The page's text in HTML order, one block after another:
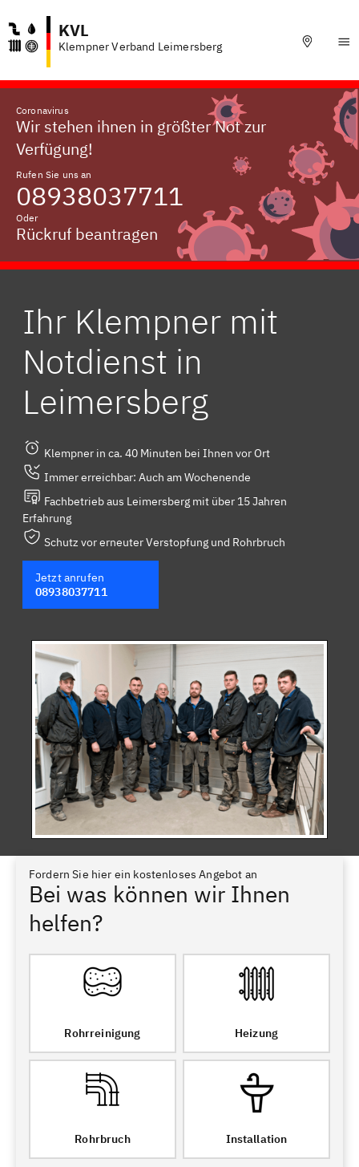
KVL
Klempner Verband Leimersberg
Coronavirus
Wir stehen ihnen in größter Not zur
Verfügung!
Rufen Sie uns an
08938037711
Oder
Rückruf beantragen
Ihr Klempner mit
Notdienst in
Leimersberg
Klempner in ca. 40 Minuten bei Ihnen vor Ort
Immer erreichbar: Auch am Wochenende
Fachbetrieb aus Leimersberg mit über 15 Jahren
Erfahrung
Schutz vor erneuter Verstopfung und Rohrbruch
Jetzt anrufen
08938037711
Fordern Sie hier ein kostenloses Angebot an
Bei was können wir Ihnen
helfen?
Rohrreinigung Heizung
Rohrbruch Installation